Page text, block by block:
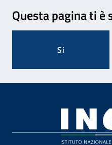
Questa pagina ti è
Si